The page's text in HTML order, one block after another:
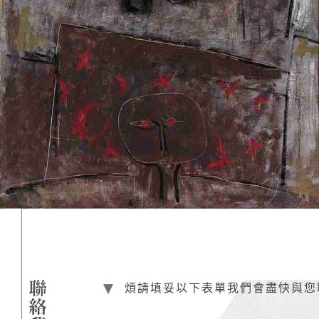
煩請填妥以下表單我們會盡快與